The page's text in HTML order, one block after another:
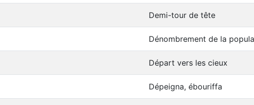
Demi-tour de tête
Dénombrement de la
Départ vers les cieux
Dépeigna, ébouriffa